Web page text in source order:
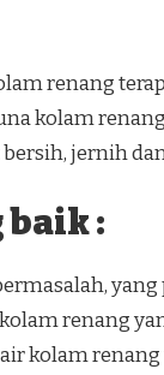
renang
kolam renang
jernih
baik :
renang
kolam renang